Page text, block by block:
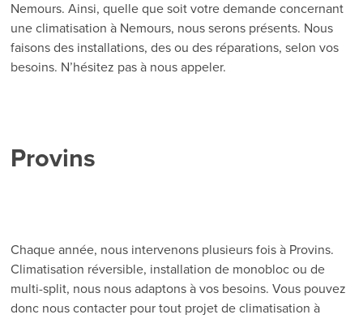
Nemours. Ainsi, quelle que soit votre demande concernant
une climatisation à Nemours, nous serons présents. Nous
faisons des installations, des ou des réparations, selon vos
besoins. N’hésitez pas à nous appeler.
Provins
Chaque année, nous intervenons plusieurs fois à Provins.
Climatisation réversible, installation de monobloc ou de
multi-split, nous nous adaptons à vos besoins. Vous pouvez
donc nous contacter pour tout projet de climatisation à